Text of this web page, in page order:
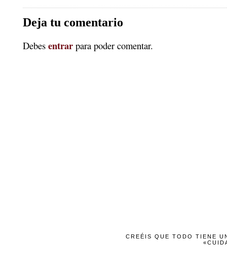
Deja tu comentario
Debes entrar para poder comentar.
CREÉIS QUE TODO TIENE